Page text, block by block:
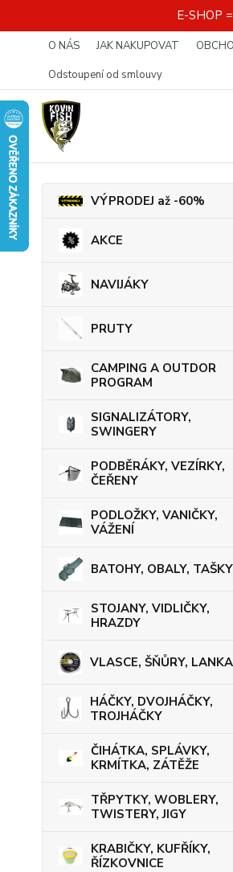
E-SHOP
O NÁS JAK NAKUPOVAT
Odstoupení od smlouvy
VÝPRODEJ až -60%
AKCE
NAVIJÁKY
PRUTY
CAMPING A OUTDOR
PROGRAM
SIGNALIZÁTORY,
SWINGERY
PODBĚRÁKY, VEZÍRKY,
ČEŘENY
PODLOŽKY, VANIČKY,
VÁŽENÍ
BATOHY, OBALY, TAŠKY
STOJANY, VIDLIČKY,
HRAZDY
VLASCE, ŠŇŮRY, LANKA
HÁČKY, DVOJHÁČKY,
TROJHÁČKY
ČIHÁTKA, SPLÁVKY,
KRMÍTKA, ZÁTĚŽE
TŘPYTKY, WOBLERY,
TWISTERY, JIGY
KRABIČKY, KUFŘÍKY,
ŘÍZKOVNICE